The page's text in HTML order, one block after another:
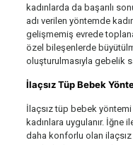
kadınlarda da başarılı
adı verilen yöntemde
gelişmemiş evrede
özel bileşenlerde
oluşturulmasıyla gebelik
İlaçsız Tüp Bebek
İlaçsız tüp bebek
kadınlara uygulanır. İğne
daha konforlu olan